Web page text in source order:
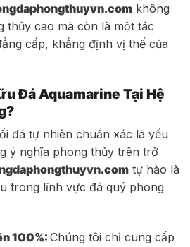
không
thủy cao mà còn là một tác
cấp, khẳng định vị thế của
Đá Aquamarine Tại Hệ
đá tự nhiên chuẩn xác là yếu
ý nghĩa phong thủy trên trở
tự hào là
trong lĩnh vực đá quý phong
100%:Chúng tôi chỉ cung cấp